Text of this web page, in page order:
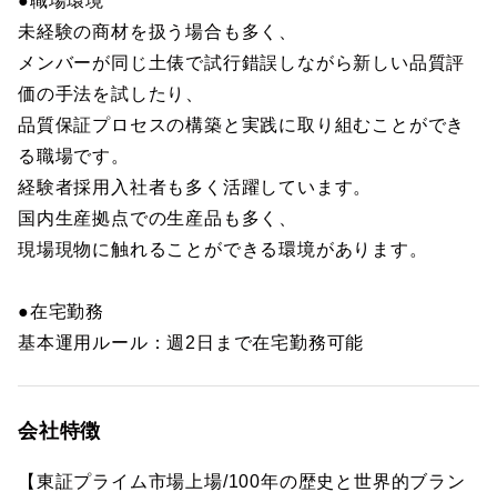
未経験の商材を扱う場合も多く、
メンバーが同じ土俵で試行錯誤しながら新しい品質評
価の手法を試したり、
品質保証プロセスの構築と実践に取り組むことができ
る職場です。
経験者採用入社者も多く活躍しています。
国内生産拠点での生産品も多く、
現場現物に触れることができる環境があります。
●在宅勤務
基本運用ルール：週2日まで在宅勤務可能
会社特徴
【東証プライム市場上場/100年の歴史と世界的ブラン